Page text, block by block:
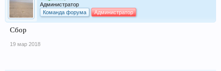
Администратор
Команда форума
Администратор
Сбор
19 мар 2018